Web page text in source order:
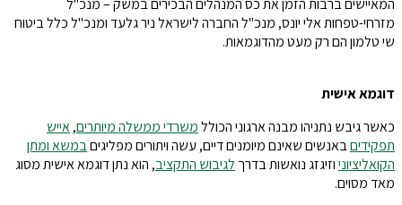
המאיישים ברבות הזמן את כס המנהלים הבכירים במשק – מנכ"ל
מזרחי-טפחות אלי יונס, מנכ"ל החברה לישראל ניר גלעד ומנכ"ל כלל ביטוח
שי טלמון הם רק מעט מהדוגמאות.
דוגמא אישית
כאשר גיבש נתניהו מבנה ארגוני הכוללמשרדי ממשלה מיותרים,אייש
תפקידיםבאנשים שאינם מיומנים דיים, עשה ויתורים מפליגיםבמשא ומתן
הקואליציוניוזיגזג נואשות בדרך לגיבוש התקציב, הוא נתן דוגמא אישית מסוג
מאד מסוים.